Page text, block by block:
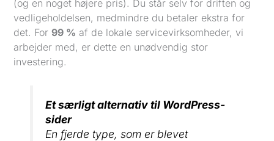
(og en noget højere pris). Du står selv for driften og
vedligeholdelsen, medmindre du betaler ekstra for
det. For99 % af de lokale servicevirksomheder, vi
arbejder med, er dette en unødvendig stor
investering.
Et særligt alternativ til WordPress-
sider
En fjerde type, som er blevet